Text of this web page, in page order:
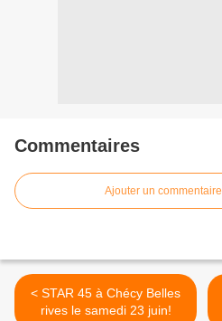
Commentaires
Ajouter un commentaire
< STAR 45 à Chécy Belles
rives le samedi 23 juin!